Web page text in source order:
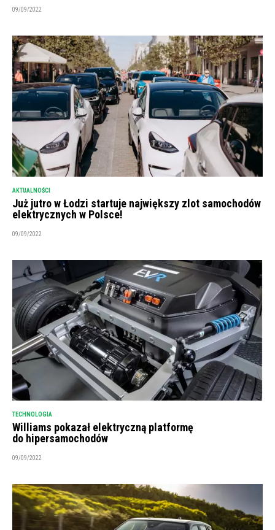
09/09/2022
AKTUALNOŚCI
Już jutro w Łodzi startuje największy zlot samochodów
elektrycznych w Polsce!
09/09/2022
TECHNOLOGIA
Williams pokazał elektryczną platformę
do hipersamochodów
09/09/2022